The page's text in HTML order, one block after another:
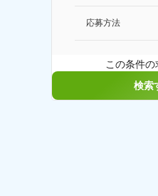
応募方法
この条件の
検索